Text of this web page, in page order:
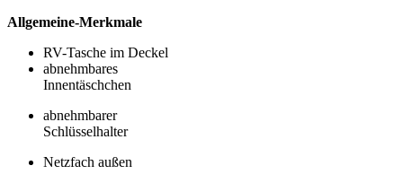
Allgemeine-Merkmale
RV-Tasche im Deckel
abnehmbares
Innentäschchen
abnehmbarer
Schlüsselhalter
Netzfach außen